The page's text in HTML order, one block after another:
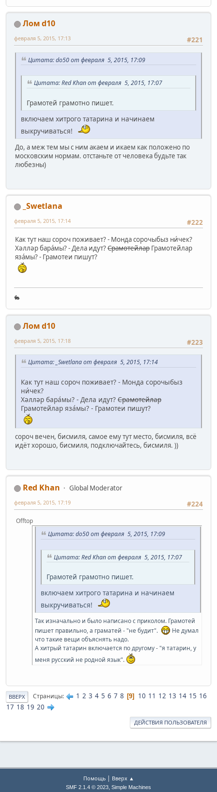
Лом d10
#221
февраля 5, 2015, 17:13
Цитата: do50 от февраля 5, 2015, 17:09
Цитата: Red Khan от февраля 5, 2015, 17:07
Грамотей грамотно пишет.
включаем хитрого татарина и начинаем
выкручиваться!
До, а меж тем мы с ним акаем и икаем как положено по
московским нормам. отстаньте от человека будьте так
любезны)
_Swetlana
#222
февраля 5, 2015, 17:14
Как тут наш сороч поживает? - Монда сорочыбыз ни́чек?
Хәлләр бара́мы? - Дела идут?Срамотейлар Грамотейлар
яза́мы? - Грамотеи пишут?
🐇
Лом d10
#223
февраля 5, 2015, 17:18
Цитата: _Swetlana от февраля 5, 2015, 17:14
Как тут наш сороч поживает? - Монда сорочыбыз
ни́чек?
Хәлләр бара́мы? - Дела идут? Срамотейлар
Грамотейлар яза́мы? - Грамотеи пишут?
сороч вечен, бисмиля, самое ему тут место, бисмиля, всё
идёт хорошо, бисмиля, подключайтесь, бисмиля. ))
Red Khan
Global Moderator
#224
февраля 5, 2015, 17:19
Offtop
Цитата: do50 от февраля 5, 2015, 17:09
Цитата: Red Khan от февраля 5, 2015, 17:07
Грамотей грамотно пишет.
включаем хитрого татарина и начинаем
выкручиваться!
Так изначально и было написано с приколом. Грамотей
пишет правильно, а граматей - "не будит".
Не думал
что такие вещи объяснять надо.
А хитрый татарин включается по другому - "я татарин, у
меня русский не родной язык".
ВВЕРХ Страницы 1 2 3 4 5 6 7 8 9 10 11 12 13 14 15 16
17 18 19 20
ДЕЙСТВИЯ ПОЛЬЗОВАТЕЛЯ
Помощь| Вверх ▲
SMF 2.1.4 © 2023, Simple Machines